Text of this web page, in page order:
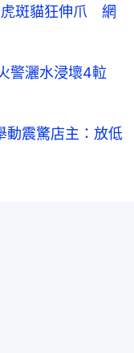
斑貓狂伸爪 網
警灑水浸壞4𨋢
震驚店主：放低